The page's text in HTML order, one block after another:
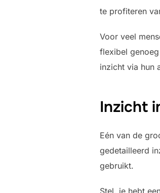
te profiteren
Voor veel
flexibel
inzicht via hun
Inzicht
Eén van de
gedetailleerd
gebruikt.